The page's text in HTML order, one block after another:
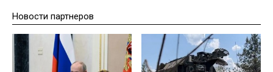
Новости партнеров